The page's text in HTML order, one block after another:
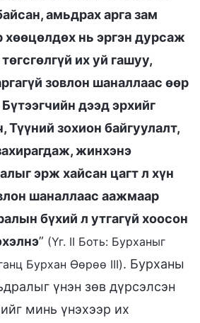
амьдрах арга зам
хөөцөлдөх нь эргэн дурсаж
их уй гашуу,
зовлон шаналлаас өөр
дээд эрхийг
Түүний зохион байгуулалт,
жинхэнэ
эрж хайсан цагт л хүн
шаналлаас аажмаар
бүхий л утгагүй хоосон
” (Үг. II Боть: Бурханыг
Бурхан Өөрөө III). Бурханы
үнэн зөв дүрсэлсэн
минь үнэхээр их